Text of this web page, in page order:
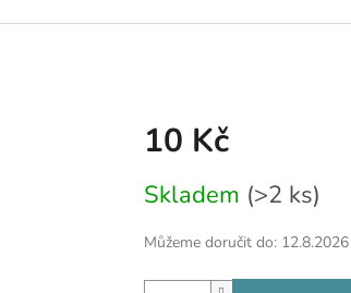
10 Kč
cena:
Skladem (>2 ks)
Můžeme doručit do: 12.8.2026